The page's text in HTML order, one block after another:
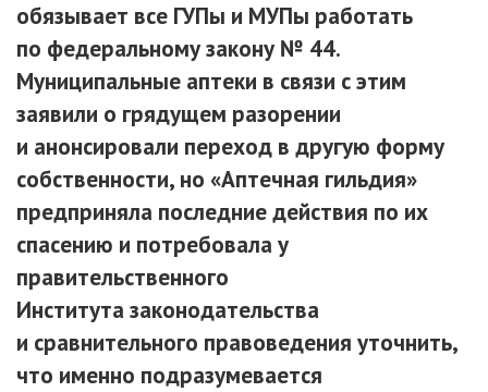
обязывает все ГУПы и МУПы работать
по федеральному закону № 44.
Муниципальные аптеки в связи с этим
заявили о грядущем разорении
и анонсировали переход в другую форму
собственности, но «Аптечная гильдия»
предприняла последние действия по их
спасению и потребовала у
правительственного
Института законодательства
и сравнительного правоведения уточнить,
что именно подразумевается